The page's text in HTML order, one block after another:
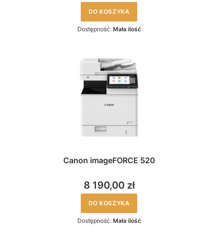
DO KOSZYKA
Dostępność: Mała ilość
Canon imageFORCE 520
8 190,00 zł
DO KOSZYKA
Dostępność: Mała ilość